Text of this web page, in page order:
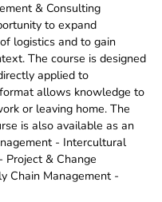
& Consulting
to expand
logistics and to gain
The course is designed
applied to
allows knowledge to
or leaving home. The
is also available as an
- Intercultural
& Change
Chain Management -